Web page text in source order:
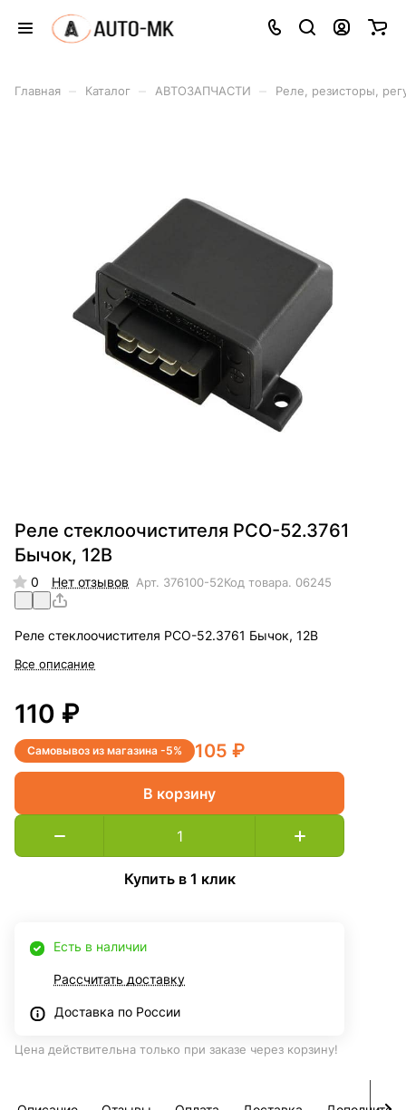
Главная Каталог АВТОЗАПЧАСТИ Реле, резисторы,
Реле стеклоочистителя РСО-52.3761
Бычок, 12В
0 Нет отзывов Арт. 376100-52Код товара. 06245
Реле стеклоочистителя РСО-52.3761 Бычок, 12В
Все описание
110 ₽
Самовывоз из магазина -5% 105 ₽
В корзину
Купить в 1 клик
Есть в наличии
Рассчитать доставку
Доставка по России
Цена действительна только при заказе через корзину!